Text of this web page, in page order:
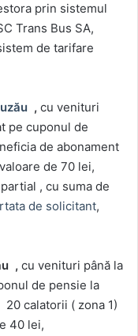
prin sistemul
Trans Bus SA,
de tarifare
, cu venituri
pe cuponul de
de abonament
de 70 lei,
, cu suma de
de solicitant,
, cu venituri până la
de pensie la
calatorii ( zona 1)
40 lei,